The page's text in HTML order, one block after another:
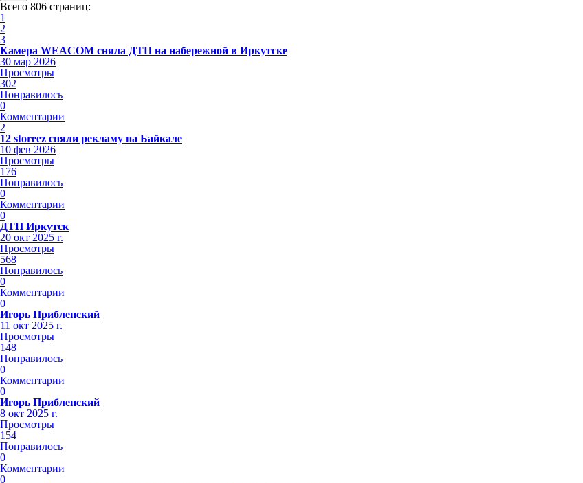
Всего 806 страниц:
1
2
3
Камера WEACOM сняла ДТП на набережной в Иркутске
30 мар 2026
Просмотры
302
Понравилось
0
Комментарии
2
12 storeez сняли рекламу на Байкале
10 фев 2026
Просмотры
176
Понравилось
0
Комментарии
0
ДТП Иркутск
20 окт 2025 г.
Просмотры
568
Понравилось
0
Комментарии
0
Игорь Прибленский
11 окт 2025 г.
Просмотры
148
Понравилось
0
Комментарии
0
Игорь Прибленский
8 окт 2025 г.
Просмотры
154
Понравилось
0
Комментарии
0